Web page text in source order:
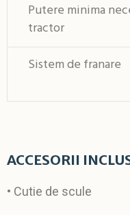
Putere minima
tractor
Sistem de franare
ACCESORII
• Cutie de scule